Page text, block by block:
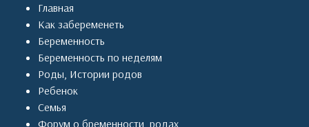
Главная
Как забеременеть
Беременность
Беременность по неделям
Роды, Истории родов
Ребенок
Семья
Форум о бременности, родах